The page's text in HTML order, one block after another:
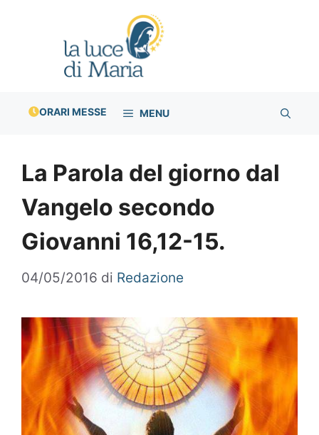
ORARI MESSE MENU
La Parola del giorno dal
Vangelo secondo
Giovanni 16,12-15.
04/05/2016 di Redazione